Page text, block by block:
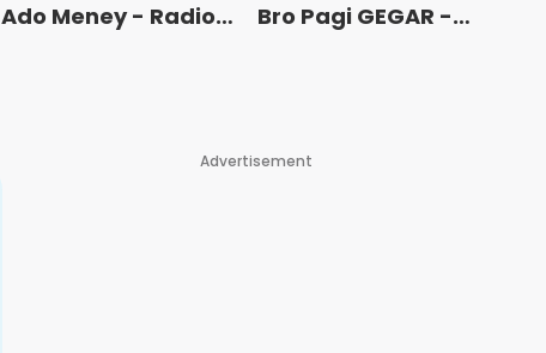
Ado Meney - Radio
Bro Pagi GEGAR -
Advertisement